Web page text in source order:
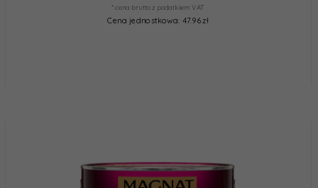
* cena brutto z podatkiem VAT
Cena jednostkowa: 47.96 zł